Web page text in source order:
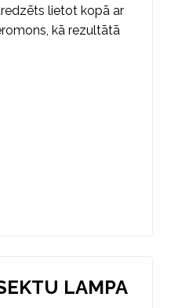
lietot kopā ar
kā rezultātā
LAMPA